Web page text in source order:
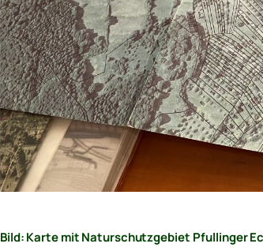
Bild: Karte mit Naturschutzgebiet Pfullinger